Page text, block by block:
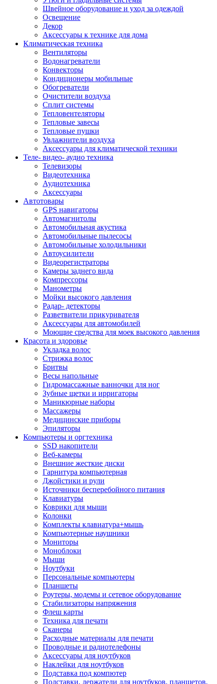
Швейное оборудование и уход за одеждой
Освещение
Декор
Аксессуары к технике для дома
Климатическая техника
Вентиляторы
Водонагреватели
Конвекторы
Кондиционеры мобильные
Обогреватели
Очистители воздуха
Сплит системы
Тепловентеляторы
Тепловые завесы
Тепловые пушки
Увлажнители воздуха
Аксессуары для климатической техники
Теле- видео- аудио техника
Телевизоры
Видеотехника
Аудиотехника
Аксессуары
Автотовары
GPS навигаторы
Автомагнитолы
Автомобильная акустика
Автомобильные пылесосы
Автомобильные холодильники
Автоусилители
Видеорегистраторы
Камеры заднего вида
Компрессоры
Манометры
Мойки высокого давления
Радар- детекторы
Разветвители прикуривателя
Аксессуары для автомобилей
Моющие средства для моек высокого давления
Красота и здоровье
Укладка волос
Стрижка волос
Бритвы
Весы напольные
Гидромассажные ванночки для ног
Зубные щетки и ирригаторы
Маникюрные наборы
Массажеры
Медицинские приборы
Эпиляторы
Компьютеры и оргтехника
SSD накопители
Веб-камеры
Внешние жесткие диски
Гарнитура компьютерная
Джойстики и рули
Источники бесперебойного питания
Клавиатуры
Коврики для мыши
Колонки
Комплекты клавиатура+мышь
Компьютерные наушники
Мониторы
Моноблоки
Мыши
Ноутбуки
Персональные компьютеры
Планшеты
Роутеры, модемы и сетевое оборудование
Стабилизаторы напряжения
Флеш карты
Техника для печати
Сканеры
Расходные материалы для печати
Проводные и радиотелефоны
Аксессуары для ноутбуков
Наклейки для ноутбуков
Подставка под компютер
Подставки, держатели для ноутбуков, планшетов,